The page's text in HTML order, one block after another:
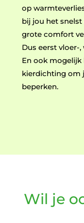
op
bij jou het
grote comfort
Dus eerst vloer-
En ook mogelijk
kierdichting om
beperken.
Wil je